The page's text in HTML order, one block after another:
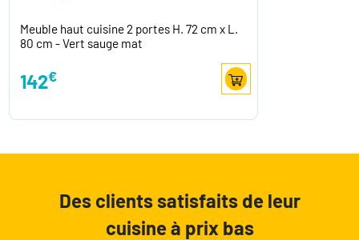
Meuble haut cuisine 2 portes H. 72 cm x L.
80 cm - Vert sauge mat
142€
Des clients satisfaits de leur
cuisine à prix bas